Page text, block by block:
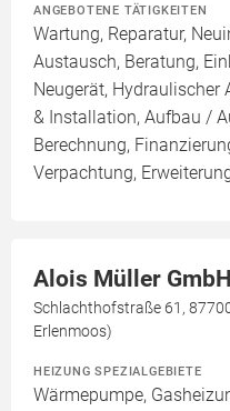
ANGEBOTENE TÄTIGKEITEN
Wartung, Reparatur,
Austausch, Beratung,
Neugerät, Hydraulischer
& Installation, Aufbau /
Berechnung,
Verpachtung,
Alois Müller GmbH
Schlachthofstraße 61,
Erlenmoos)
HEIZUNG SPEZIALGEBIETE
Wärmepumpe,